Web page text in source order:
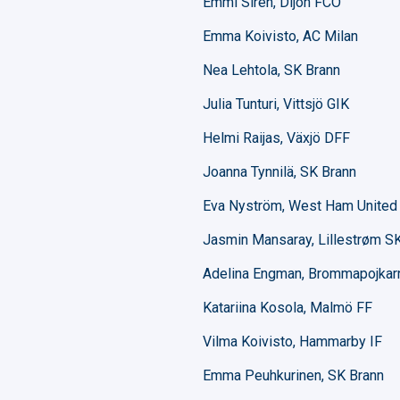
Emma Koivisto, AC Milan
Nea Lehtola, SK Brann
Julia Tunturi, Vittsjö GIK
Helmi Raijas, Växjö DFF
Joanna Tynnilä, SK Brann
Eva Nyström, West Ham United
Jasmin Mansaray, Lillestrøm
Adelina Engman,
Katariina Kosola, Malmö FF
Vilma Koivisto, Hammarby IF
Emma Peuhkurinen, SK Brann